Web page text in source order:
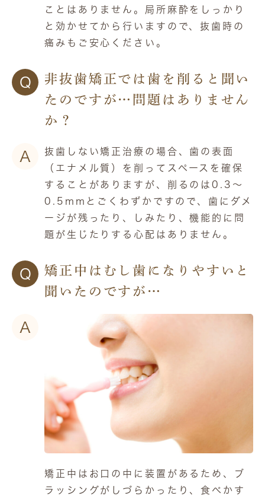
ことはありません。局所麻酔をしっかり
と効かせてから行いますので、抜歯時の
痛みもご安心ください。
Q
非抜歯矯正では歯を削ると聞い
たのですが…問題はありません
か？
A
抜歯しない矯正治療の場合、歯の表面
（エナメル質）を削ってスペースを確保
することがありますが、削るのは0.3～
0.5mmとごくわずかですので、歯にダメ
ージが残ったり、しみたり、機能的に問
題が生じたりする心配はありません。
Q
矯正中はむし歯になりやすいと
聞いたのですが…
A
矯正中はお口の中に装置があるため、ブ
ラッシングがしづらかったり、食べかす